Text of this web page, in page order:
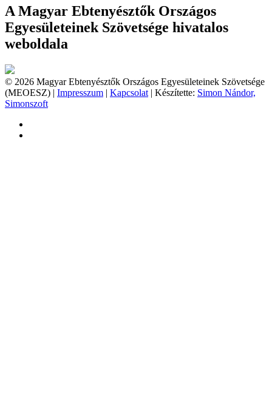
A Magyar Ebtenyésztők Országos
Egyesületeinek Szövetsége hivatalos
weboldala
© 2026 Magyar Ebtenyésztők Országos Egyesületeinek Szövetsége
(MEOESZ) | Impresszum | Kapcsolat | Készítette: Simon Nándor,
Simonszoft